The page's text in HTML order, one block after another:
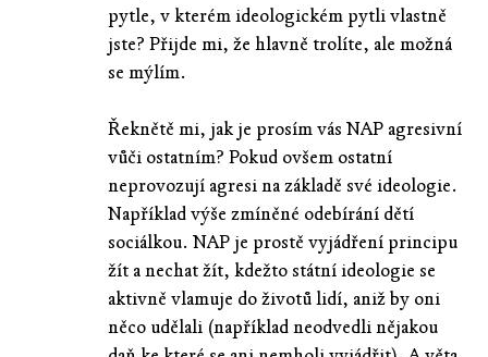
pytle, v kterém ideologickém pytli vlastně
jste? Přijde mi, že hlavně trolíte, ale možná
se mýlím.
Řeknětě mi, jak je prosím vás NAP agresivní
vůči ostatním? Pokud ovšem ostatní
neprovozují agresi na základě své ideologie.
Například výše zmíněné odebírání dětí
sociálkou. NAP je prostě vyjádření principu
žít a nechat žít, kdežto státní ideologie se
aktivně vlamuje do životů lidí, aniž by oni
něco udělali (například neodvedli nějakou